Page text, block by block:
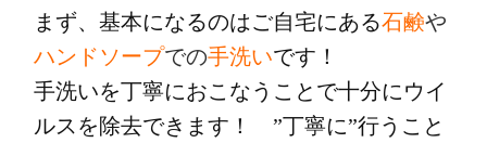
まず、基本になるのはご自宅にある石鹸や
ハンドソープでの手洗いです！
手洗いを丁寧におこなうことで十分にウイ
ルスを除去できます！ ”丁寧に”行うこと